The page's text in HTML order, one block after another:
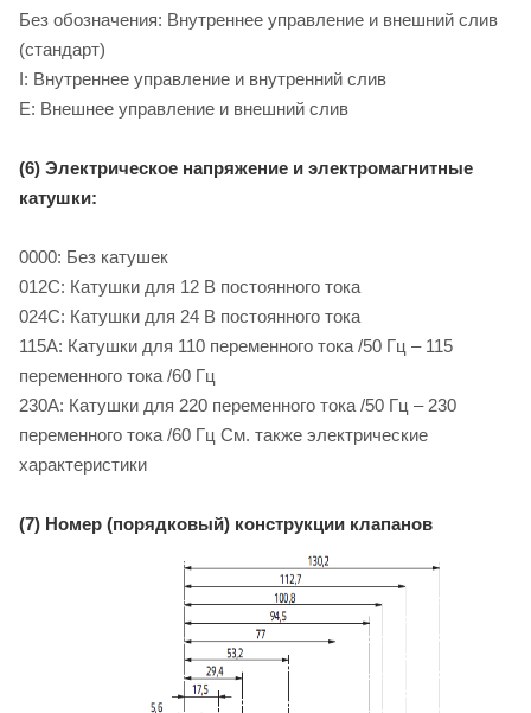
Без обозначения: Внутреннее управление и внешний слив
(стандарт)
I: Внутреннее управление и внутренний слив
E: Внешнее управление и внешний слив
(6) Электрическое напряжение и электромагнитные
катушки:
0000: Без катушек
012C: Катушки для 12 B постоянного тока
024C: Катушки для 24 B постоянного тока
115A: Катушки для 110 переменного тока /50 Гц – 115
переменного тока /60 Гц
230A: Катушки для 220 переменного тока /50 Гц – 230
переменного тока /60 Гц См. также электрические
характеристики
(7) Номер (порядковый) конструкции клапанов